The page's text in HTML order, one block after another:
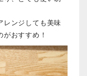
レンジしても美味
おすすめ！